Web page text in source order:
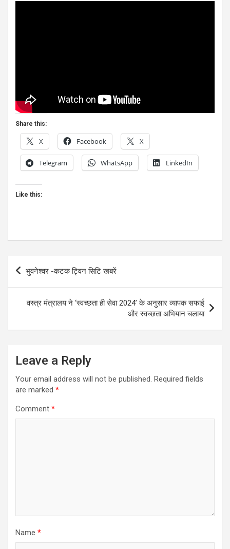
Share this:
X Facebook X
Telegram WhatsApp LinkedIn
Like this:
Post
navigation
भुवनेश्वर -कटक ट्विन सिटि खबरें
वस्त्र मंत्रालय ने ‘स्वच्छता ही सेवा 2024’ के अनुसार व्यापक सफाई
और स्वच्छता अभियान चलाया
Leave a Reply
Your email address will not be published. Required fields
are marked *
Comment *
Name *